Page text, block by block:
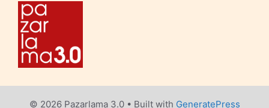
© 2026 Pazarlama 3.0• Built with GeneratePress